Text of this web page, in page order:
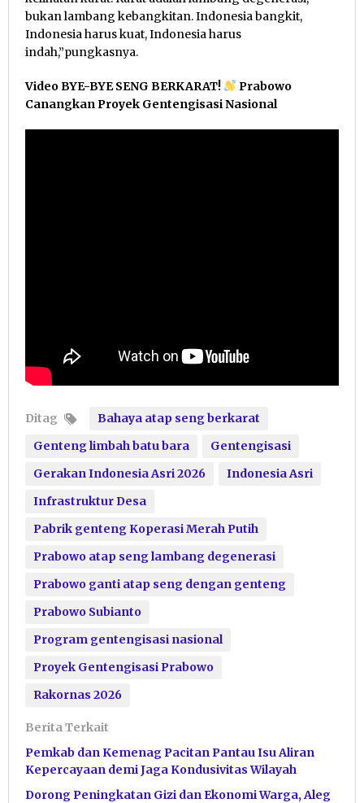
bukan lambang kebangkitan. Indonesia bangkit,
Indonesia harus kuat, Indonesia harus
indah,”pungkasnya.
Video BYE-BYE SENG BERKARAT!
Prabowo
Canangkan Proyek Gentengisasi Nasional
Ditag
Bahaya atap seng berkarat
Genteng limbah batu bara
Gentengisasi
Gerakan Indonesia Asri 2026
Indonesia Asri
Infrastruktur Desa
Pabrik genteng Koperasi Merah Putih
Prabowo atap seng lambang degenerasi
Prabowo ganti atap seng dengan genteng
Prabowo Subianto
Program gentengisasi nasional
Proyek Gentengisasi Prabowo
Rakornas 2026
Berita Terkait
Pemkab dan Kemenag Pacitan Pantau Isu Aliran
Kepercayaan demi Jaga Kondusivitas Wilayah
Dorong Peningkatan Gizi dan Ekonomi Warga, Aleg